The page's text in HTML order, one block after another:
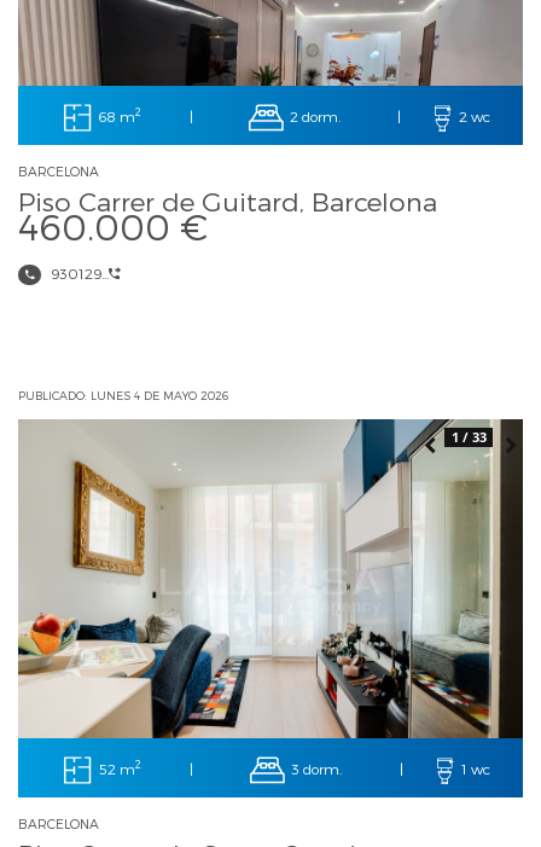
68 m2 | 2 dorm. | 2 wc
BARCELONA
Piso Carrer de Guitard, Barcelona
460.000 €
930129...
PUBLICADO: LUNES 4 DE MAYO 2026
1 / 33
52 m2 | 3 dorm. | 1 wc
BARCELONA